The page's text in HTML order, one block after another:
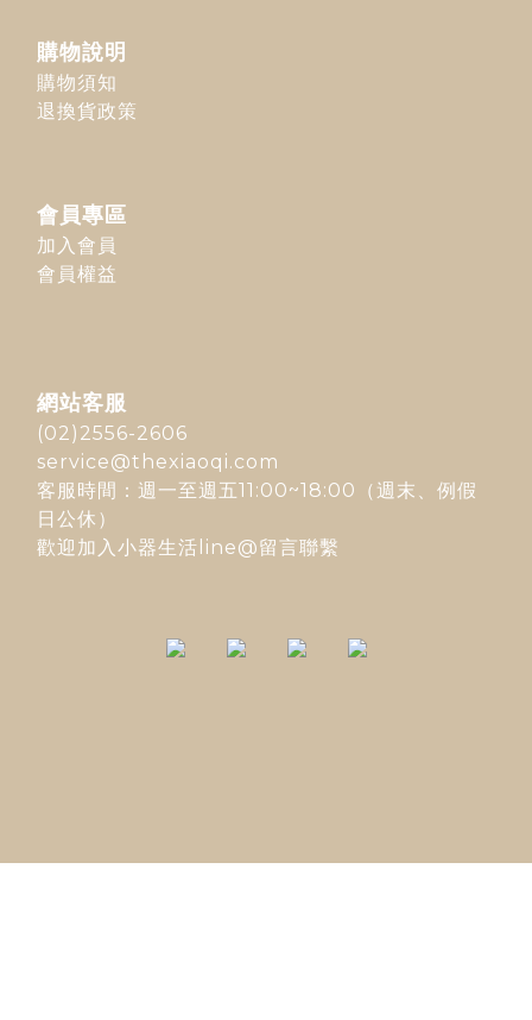
購物說明
購物須知
退換貨政策
會員專區
加入會員
會員權益
網站客服
(02)2556-2606
service@thexiaoqi.com
客服時間：週一至週五11:00~18:00（週末、例假
日公休）
歡迎加入 小器生活line@留言聯繫